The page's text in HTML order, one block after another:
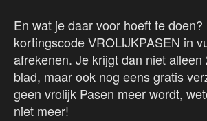
En wat je daar voor hoeft te
kortingscode VROLIJKPASEN in
afrekenen. Je krijgt dan niet
blad, maar ook nog eens gratis
geen vrolijk Pasen meer wordt,
niet meer!